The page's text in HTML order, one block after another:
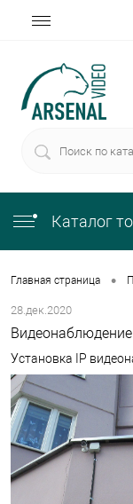
Каталог
Главная страница •
28.дек.2020
Установка IP